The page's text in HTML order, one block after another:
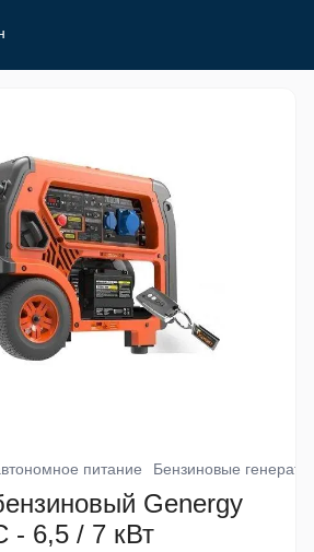
питание Бензиновые
Genergy
- 6,5 / 7 кВт